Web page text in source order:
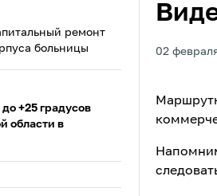
ремонт
больницы
+25 градусов
области в
02